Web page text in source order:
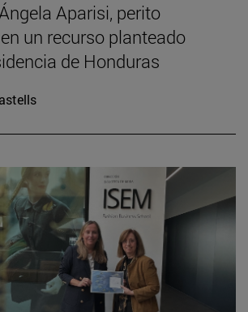
Aparisi, perito
un recurso planteado
de Honduras